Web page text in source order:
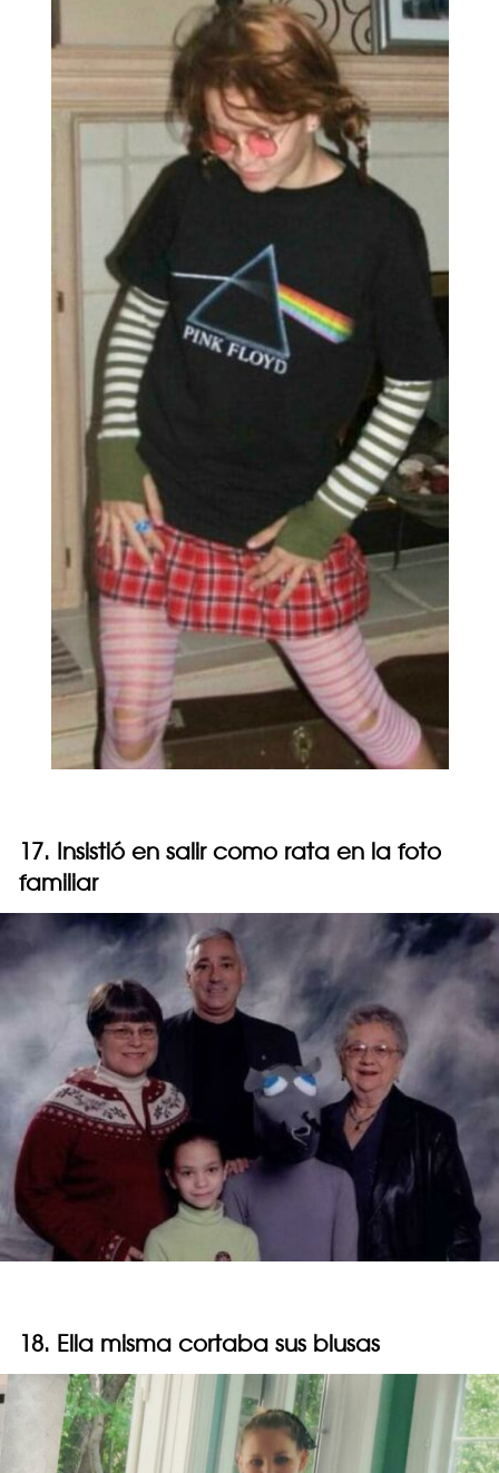
17. Insistió en salir como rata en la foto
familiar
18. Ella misma cortaba sus blusas